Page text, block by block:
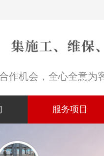
作机会，全心全意为
服务项目